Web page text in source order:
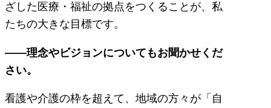
ざした医療・福祉の拠点をつくることが、私
たちの大きな目標です。
――理念やビジョンについてもお聞かせくだ
さい。
看護や介護の枠を超えて、地域の方々が「自